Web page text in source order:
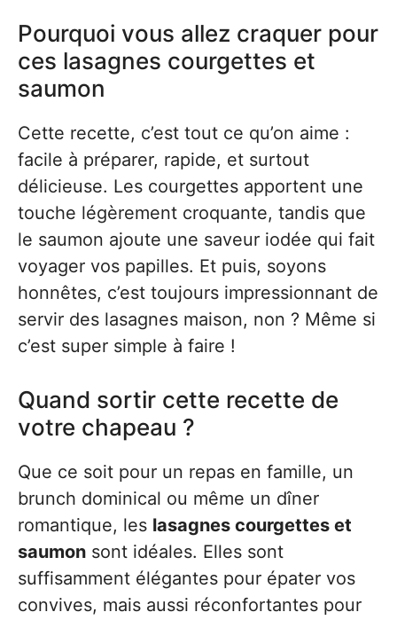
Pourquoi vous allez craquer pour
ces lasagnes courgettes et
saumon
Cette recette, c’est tout ce qu’on aime :
facile à préparer, rapide, et surtout
délicieuse. Les courgettes apportent une
touche légèrement croquante, tandis que
le saumon ajoute une saveur iodée qui fait
voyager vos papilles. Et puis, soyons
honnêtes, c’est toujours impressionnant de
servir des lasagnes maison, non ? Même si
c’est super simple à faire !
Quand sortir cette recette de
votre chapeau ?
Que ce soit pour un repas en famille, un
brunch dominical ou même un dîner
romantique, les lasagnes courgettes et
saumon sont idéales. Elles sont
suffisamment élégantes pour épater vos
convives, mais aussi réconfortantes pour